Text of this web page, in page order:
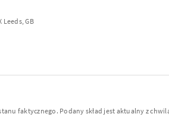
GB
faktycznego. Podany skład jest aktualny z